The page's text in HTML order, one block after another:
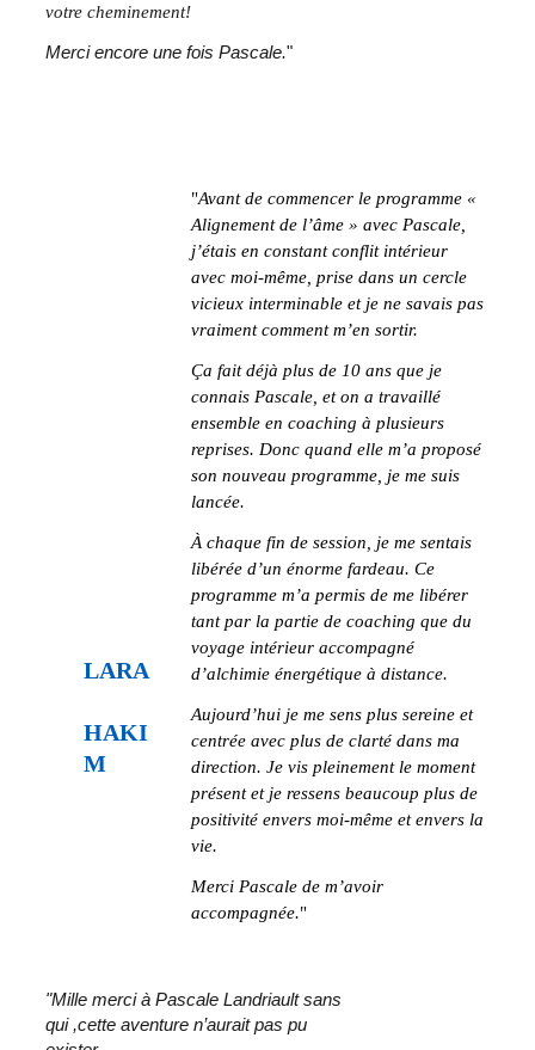
votre cheminement!
Merci encore une fois Pascale."
LARA
HAKI
M
"Avant de commencer le programme «
Alignement de l’âme » avec Pascale,
j’étais en constant conflit intérieur
avec moi-même, prise dans un cercle
vicieux interminable et je ne savais pas
vraiment comment m’en sortir.
Ça fait déjà plus de 10 ans que je
connais Pascale, et on a travaillé
ensemble en coaching à plusieurs
reprises. Donc quand elle m’a proposé
son nouveau programme, je me suis
lancée.
À chaque fin de session, je me sentais
libérée d’un énorme fardeau. Ce
programme m’a permis de me libérer
tant par la partie de coaching que du
voyage intérieur accompagné
d’alchimie énergétique à distance.
Aujourd’hui je me sens plus sereine et
centrée avec plus de clarté dans ma
direction. Je vis pleinement le moment
présent et je ressens beaucoup plus de
positivité envers moi-même et envers la
vie.
Merci Pascale de m’avoir
accompagnée."
"Mille merci à Pascale Landriault sans
qui ,cette aventure n’aurait pas pu